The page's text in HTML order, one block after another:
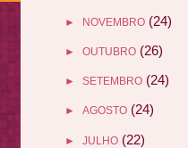
► NOVEMBRO (24)
► OUTUBRO (26)
► SETEMBRO (24)
► AGOSTO (24)
► JULHO (22)